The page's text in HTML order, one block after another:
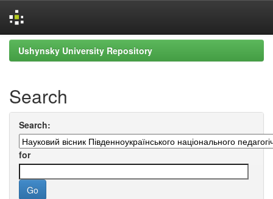
Skip
navigation
Ushynsky University Repository
Search
Search:
for